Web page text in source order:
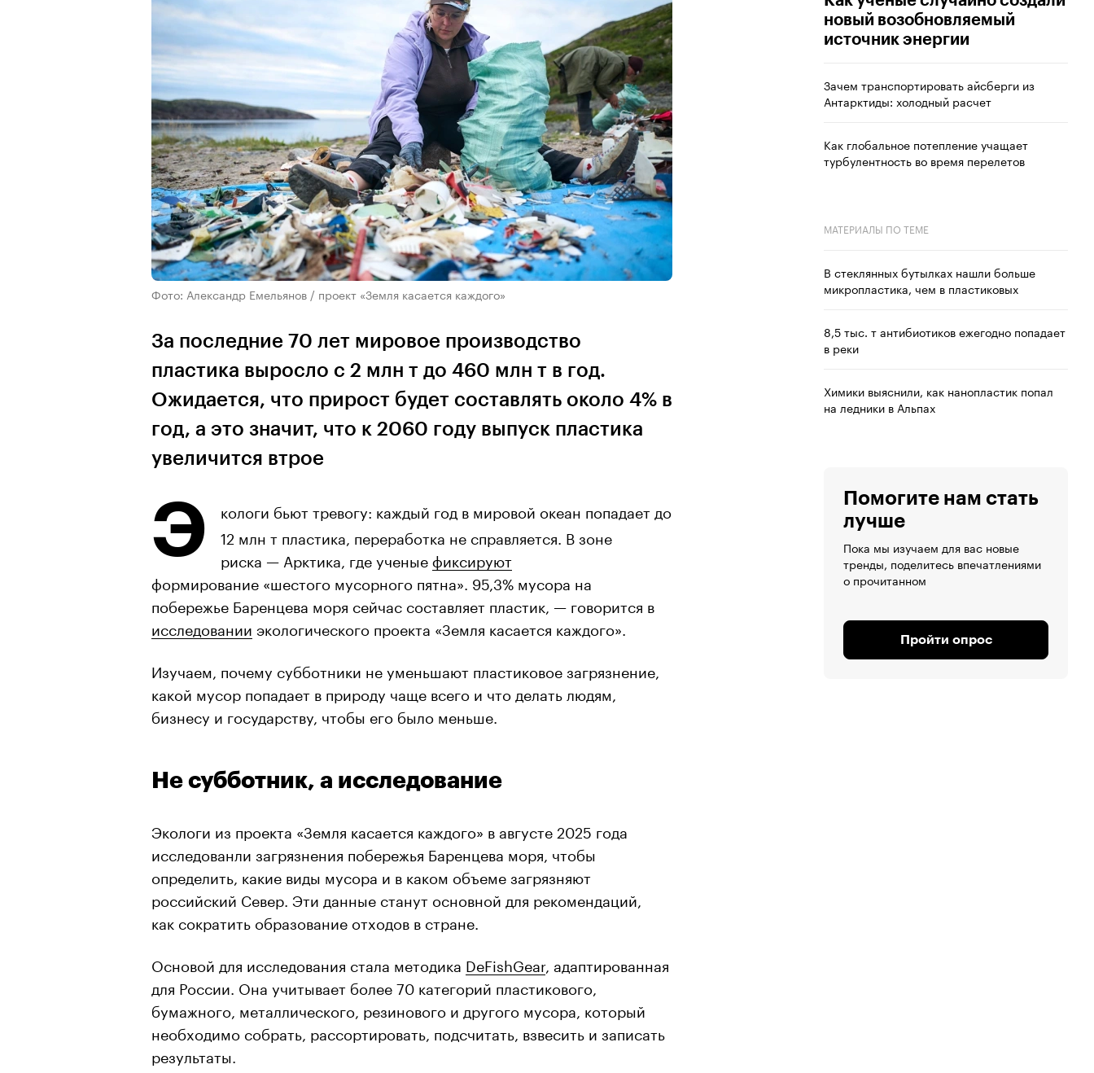
Фото: Александр Емельянов / проект «Земля касается каждого»
За последние 70 лет мировое производство
пластика выросло с 2 млн т до 460 млн т в год.
Ожидается, что прирост будет составлять около 4% в
год, а это значит, что к 2060 году выпуск пластика
увеличится втрое
Э кологи бьют тревогу: каждый год в мировой океан попадает до
12 млн т пластика, переработка не справляется. В зоне
риска — Арктика, где ученыефиксируют
формирование «шестого мусорного пятна». 95,3% мусора на
побережье Баренцева моря сейчас составляет пластик, — говорится в
исследовании экологического проекта «Земля касается каждого».
Изучаем, почему субботники не уменьшают пластиковое загрязнение,
какой мусор попадает в природу чаще всего и что делать людям,
бизнесу и государству, чтобы его было меньше.
Не субботник, а исследование
Экологи из проекта «Земля касается каждого» в августе 2025 года
исследованли загрязнения побережья Баренцева моря, чтобы
определить, какие виды мусора и в каком объеме загрязняют
российский Север. Эти данные станут основной для рекомендаций,
как сократить образование отходов в стране.
Основой для исследования стала методика DeFishGear, адаптированная
для России. Она учитывает более 70 категорий пластикового,
бумажного, металлического, резинового и другого мусора, который
необходимо собрать, рассортировать, подсчитать, взвесить и записать
результаты.
новый возобновляемый
источник энергии
Зачем транспортировать айсберги из
Антарктиды: холодный расчет
Как глобальное потепление учащает
турбулентность во время перелетов
МАТЕРИАЛЫ ПО ТЕМЕ
В стеклянных бутылках нашли больше
микропластика, чем в пластиковых
8,5 тыс. т антибиотиков ежегодно попадает
в реки
Химики выяснили, как нанопластик попал
на ледники в Альпах
Помогите нам стать
лучше
Пока мы изучаем для вас новые
тренды, поделитесь впечатлениями
о прочитанном
Пройти опрос